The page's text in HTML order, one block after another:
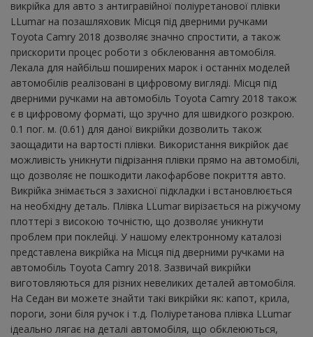
викрійка для авто з антигравійної поліуретанової плівки
LLumar на позашляховик Місця під дверними ручками
Toyota Camry 2018 дозволяє значно спростити, а також
прискорити процес роботи з обклеювання автомобіля.
Лекала для найбільш поширених марок і останніх моделей
автомобілів реалізовані в цифровому вигляді. Місця під
дверними ручками на автомобіль Toyota Camry 2018 також
є в цифровому форматі, що зручно для швидкого розкрою.
0.1 пог. м. (0.61) для даної викрійки дозволить також
заощадити на вартості плівки. Використання викрійок дає
можливість уникнути підрізання плівки прямо на автомобілі,
що дозволяє не пошкодити лакофарбове покриття авто.
Викрійка знімається з захисної підкладки і встановлюється
на необхідну деталь. Плівка LLumar вирізається на ріжучому
плоттері з високою точністю, що дозволяє уникнути
проблем при поклейці. У нашому електронному каталозі
представлена ​​викрійка на Місця під дверними ручками на
автомобіль Toyota Camry 2018. Зазвичай викрійки
виготовляються для різних невеликих деталей автомобіля.
На Седан ви можете знайти такі викрійки як: капот, крила,
пороги, зони біля ручок і т.д. Поліуретанова плівка LLumar
ідеально лягає на деталі автомобіля, що обклеюються,